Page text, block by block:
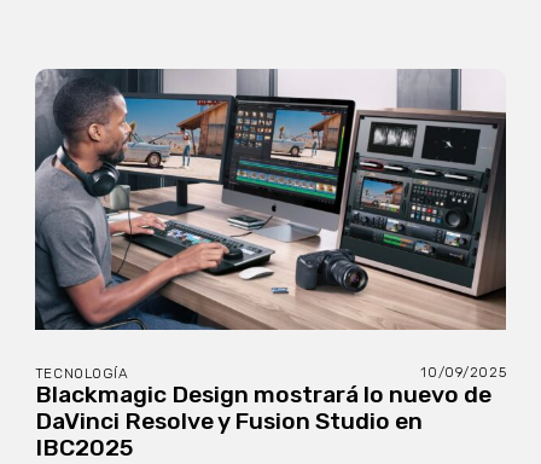
TECNOLOGÍA 10/09/2025
Blackmagic Design mostrará lo nuevo de
DaVinci Resolve y Fusion Studio en
IBC2025